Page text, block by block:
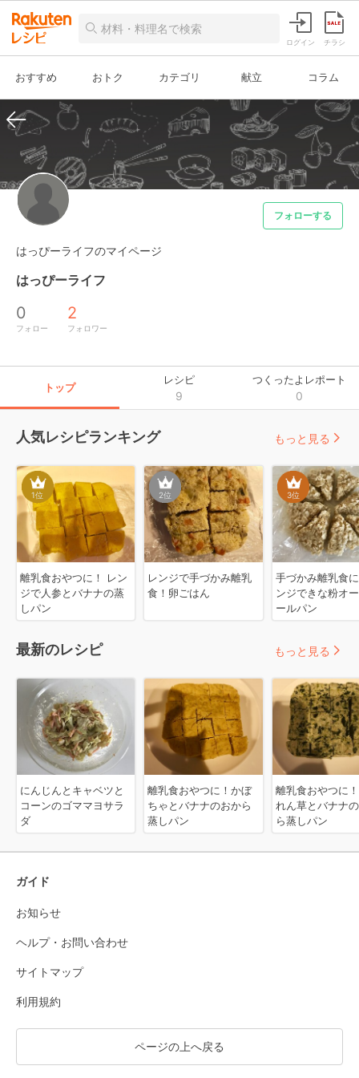
ログイン チラシ
おすすめ おトク カテゴリ 献立 コラム
フォローする
はっぴーライフのマイページ
はっぴーライフ
0
フォロー
2
フォロワー
トップ
レシピ
9
つくったよレポート
0
人気レシピランキング
1位
離乳食おやつに！ レン
ジで人参とバナナの蒸
しパン
2位
レンジで手づかみ離乳
食！卵ごはん
3位
手づかみ離乳食
ンジできな粉オ
ールパン
もっと見る
最新のレシピ
にんじんとキャベツと
コーンのゴママヨサラ
ダ
離乳食おやつに！かぼ
ちゃとバナナのおから
蒸しパン
離乳食おやつに
れん草とバナナ
ら蒸しパン
もっと見る
ガイド
お知らせ
ヘルプ・お問い合わせ
サイトマップ
利用規約
ページの上へ戻る